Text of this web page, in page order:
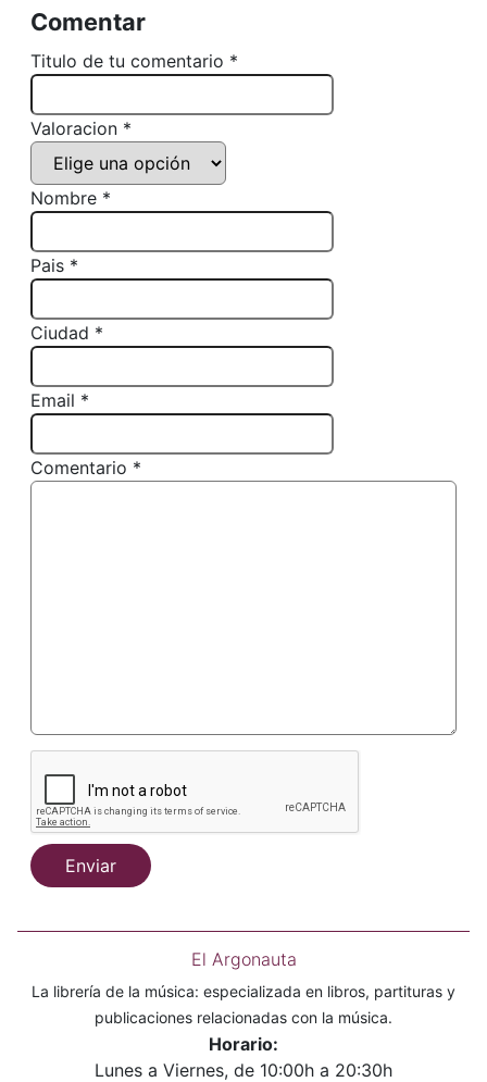
Comentar
Titulo de tu comentario *
Valoracion *
Nombre *
Pais *
Ciudad *
Email *
Comentario *
Enviar
El Argonauta
La librería de la música: especializada en libros, partituras y
publicaciones relacionadas con la música.
Horario:
Lunes a Viernes, de 10:00h a 20:30h